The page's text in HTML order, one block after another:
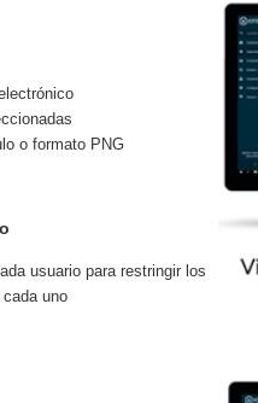
o formato PNG
usuario para restringir los
uno